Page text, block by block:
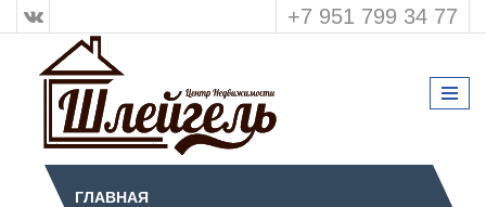
+7 951 799 34 77
ГЛАВНАЯ